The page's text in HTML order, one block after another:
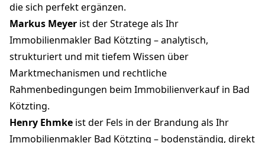
die sich perfekt ergänzen.
Markus Meyer ist der Stratege als Ihr
Immobilienmakler Bad Kötzting – analytisch,
strukturiert und mit tiefem Wissen über
Marktmechanismen und rechtliche
Rahmenbedingungen beim Immobilienverkauf in Bad
Kötzting.
Henry Ehmke ist der Fels in der Brandung als Ihr
Immobilienmakler Bad Kötzting – bodenständig, direkt